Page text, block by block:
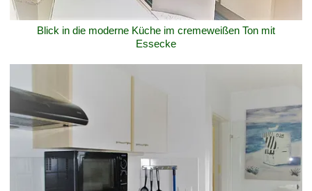
Blick in die moderne Küche im cremeweißen Ton mit
Essecke